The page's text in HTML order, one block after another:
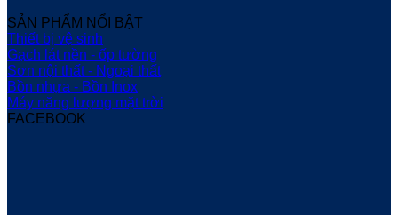
SẢN PHẨM NỔI BẬT
Thiết bị vệ sinh
Gạch lát nền - ốp tường
Sơn nội thất - Ngoại thất
Bồn nhựa - Bồn Inox
Máy năng lượng mặt trời
FACEBOOK